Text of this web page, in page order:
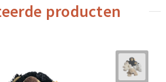
producten